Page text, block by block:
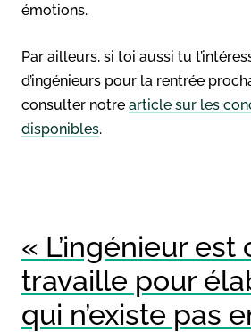
émotions.
Par ailleurs, si toi aussi tu
d’ingénieurs pour la rentrée
consulter notre article sur les
disponibles.
« L’ingénieur est
travaille pour
qui n’existe pas